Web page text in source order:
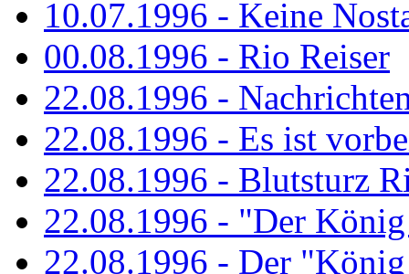
10.07.1996 - Keine
00.08.1996 - Rio Reiser
22.08.1996 -
22.08.1996 - Es ist
22.08.1996 - Blutsturz
22.08.1996 - "Der
22.08.1996 - Der